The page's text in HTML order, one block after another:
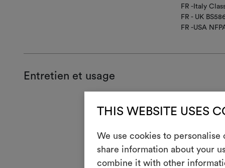
THIS WEBSITE USES
We use cookies to
share information about your
combine it with other
FR -Italy
FR - UK
FR -USA
Entretien et usage
3
T Pas